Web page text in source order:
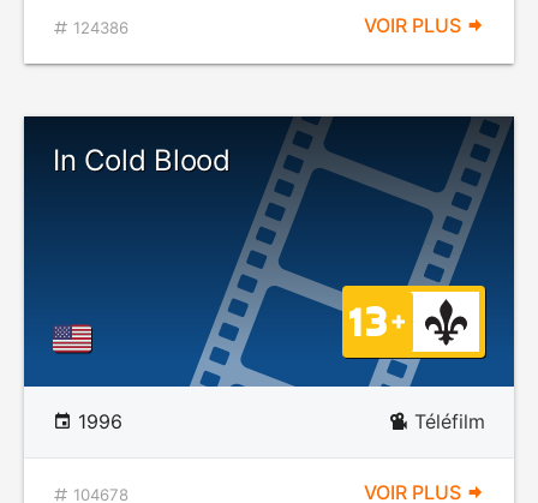
124386 VOIR PLUS
In Cold Blood
1996 Téléfilm
104678 VOIR PLUS